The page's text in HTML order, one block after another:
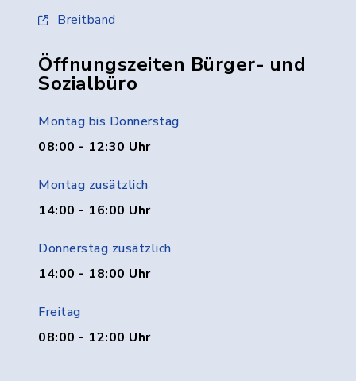
Breitband
Öffnungszeiten Bürger- und
Sozialbüro
Montag bis Donnerstag
08:00 - 12:30 Uhr
Montag zusätzlich
14:00 - 16:00 Uhr
Donnerstag zusätzlich
14:00 - 18:00 Uhr
Freitag
08:00 - 12:00 Uhr